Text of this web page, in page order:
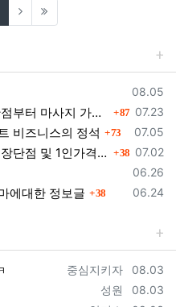
(current)
등록일
08.05
등록일
07.23
나트랑 유흥 에코걸 특징 가격 단점부터 마사지 가라오케 알아보기 댓글
87
등록일
07.05
비즈니스의 정석 댓글
73
등록일
07.02
방콕 변마투어 하면서 직접 느낀 장단점 및 1인가격 소개 댓글
38
등록일
06.26
등록일
06.24
에대한 정보글 댓글
38
등록자
중심지키자 등록일
08.03
등록자
성원 등록일
08.03